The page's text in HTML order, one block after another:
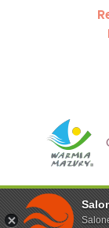
Ta strona